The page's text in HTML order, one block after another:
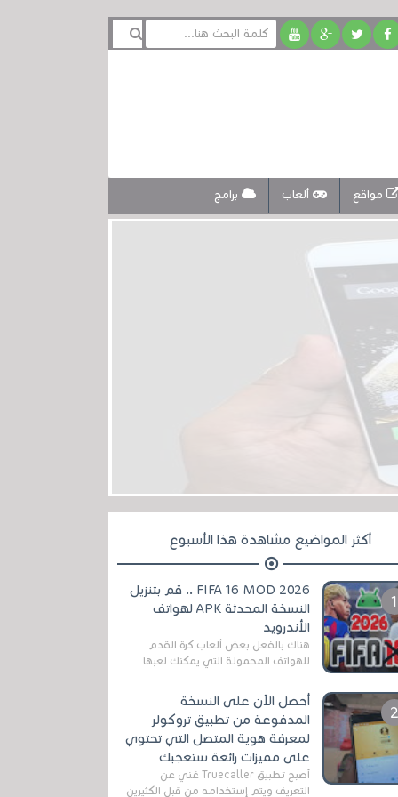
مواقع ألعاب برامج
أكثر المواضيع مشاهدة هذا الأسبوع
FIFA 16 MOD 2026 .. قم بتنزيل
النسخة المحدثة APK لهواتف
الأندرويد
هناك بالفعل بعض ألعاب كرة القدم
للهواتف المحمولة التي يمكنك لعبها
مثل EA Sports ...
أحصل الآن على النسخة
المدفوعة من تطبيق تروكولر
لمعرفة هوية المتصل التي تحتوي
على مميزات رائعة ستعجبك
أصبح تطبيق Truecaller غني عن
التعريف ويتم إستخدامه من قبل الكثيرين